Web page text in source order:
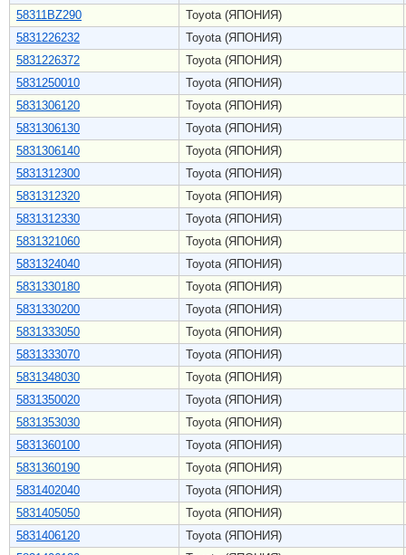
58311BZ290
Toyota (ЯПОНИЯ)
5831226232
Toyota (ЯПОНИЯ)
5831226372
Toyota (ЯПОНИЯ)
5831250010
Toyota (ЯПОНИЯ)
5831306120
Toyota (ЯПОНИЯ)
5831306130
Toyota (ЯПОНИЯ)
5831306140
Toyota (ЯПОНИЯ)
5831312300
Toyota (ЯПОНИЯ)
5831312320
Toyota (ЯПОНИЯ)
5831312330
Toyota (ЯПОНИЯ)
5831321060
Toyota (ЯПОНИЯ)
5831324040
Toyota (ЯПОНИЯ)
5831330180
Toyota (ЯПОНИЯ)
5831330200
Toyota (ЯПОНИЯ)
5831333050
Toyota (ЯПОНИЯ)
5831333070
Toyota (ЯПОНИЯ)
5831348030
Toyota (ЯПОНИЯ)
5831350020
Toyota (ЯПОНИЯ)
5831353030
Toyota (ЯПОНИЯ)
5831360100
Toyota (ЯПОНИЯ)
5831360190
Toyota (ЯПОНИЯ)
5831402040
Toyota (ЯПОНИЯ)
5831405050
Toyota (ЯПОНИЯ)
5831406120
Toyota (ЯПОНИЯ)